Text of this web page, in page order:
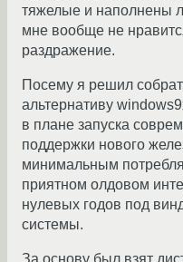
тяжелые и наполнены
мне вообще не
раздражение.
Посему я решил
альтернативу
в плане запуска
поддержки нового
минимальным
приятном олдовом
нулевых годов под
системы.
За основу был взят